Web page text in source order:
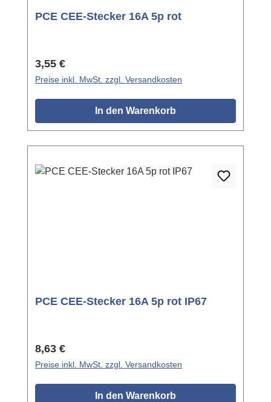
PCE CEE-Stecker 16A 5p rot
Regulärer Preis:
3,55 €
Preise inkl. MwSt. zzgl. Versandkosten
In den Warenkorb
PCE CEE-Stecker 16A 5p rot IP67
Regulärer Preis:
8,63 €
Preise inkl. MwSt. zzgl. Versandkosten
In den Warenkorb